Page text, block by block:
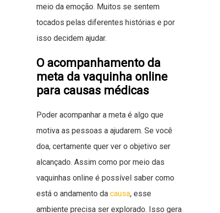
meio da emoção. Muitos se sentem
tocados pelas diferentes histórias e por
isso decidem ajudar.
O acompanhamento da
meta da vaquinha online
para causas médicas
Poder acompanhar a meta é algo que
motiva as pessoas a ajudarem. Se você
doa, certamente quer ver o objetivo ser
alcançado. Assim como por meio das
vaquinhas online é possível saber como
está o andamento da causa, esse
ambiente precisa ser explorado. Isso gera